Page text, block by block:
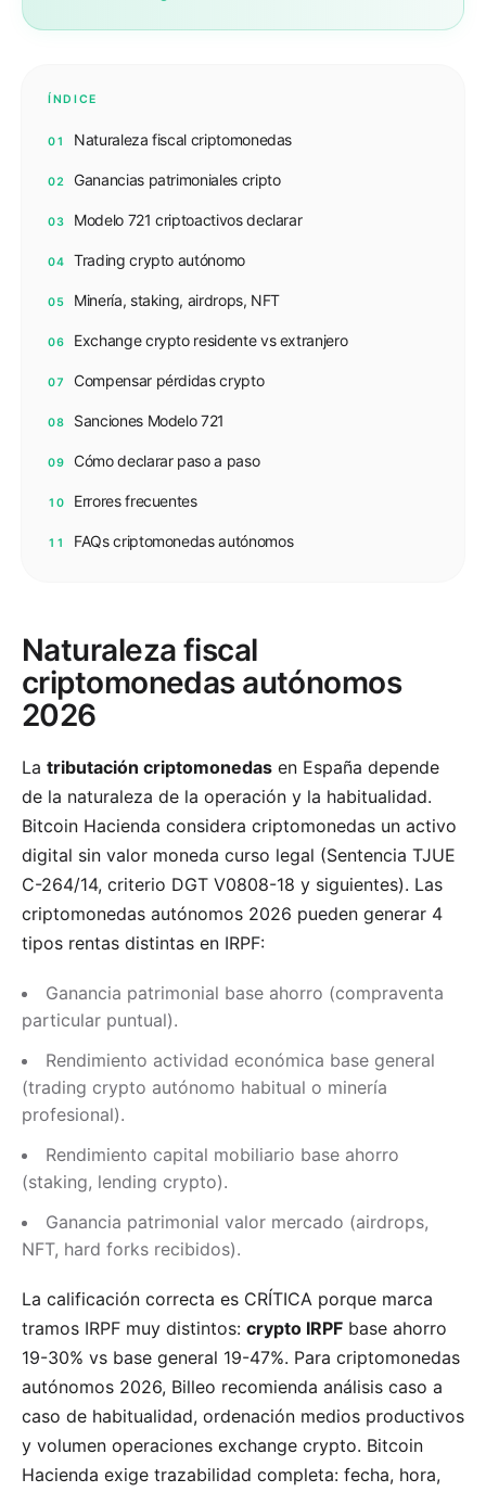
ÍNDICE
01 Naturaleza fiscal criptomonedas
02 Ganancias patrimoniales cripto
03 Modelo 721 criptoactivos declarar
04 Trading crypto autónomo
05 Minería, staking, airdrops, NFT
06 Exchange crypto residente vs extranjero
07 Compensar pérdidas crypto
08 Sanciones Modelo 721
09 Cómo declarar paso a paso
10 Errores frecuentes
11 FAQs criptomonedas autónomos
Naturaleza fiscal
criptomonedas autónomos
2026
La tributación criptomonedas en España depende
de la naturaleza de la operación y la habitualidad.
Bitcoin Hacienda considera criptomonedas un activo
digital sin valor moneda curso legal (Sentencia TJUE
C-264/14, criterio DGT V0808-18 y siguientes). Las
criptomonedas autónomos 2026 pueden generar 4
tipos rentas distintas en IRPF:
Ganancia patrimonial base ahorro (compraventa
particular puntual).
Rendimiento actividad económica base general
(trading crypto autónomo habitual o minería
profesional).
Rendimiento capital mobiliario base ahorro
(staking, lending crypto).
Ganancia patrimonial valor mercado (airdrops,
NFT, hard forks recibidos).
La calificación correcta es CRÍTICA porque marca
tramos IRPF muy distintos: crypto IRPF base ahorro
19-30% vs base general 19-47%. Para criptomonedas
autónomos 2026, Billeo recomienda análisis caso a
caso de habitualidad, ordenación medios productivos
y volumen operaciones exchange crypto. Bitcoin
Hacienda exige trazabilidad completa: fecha, hora,